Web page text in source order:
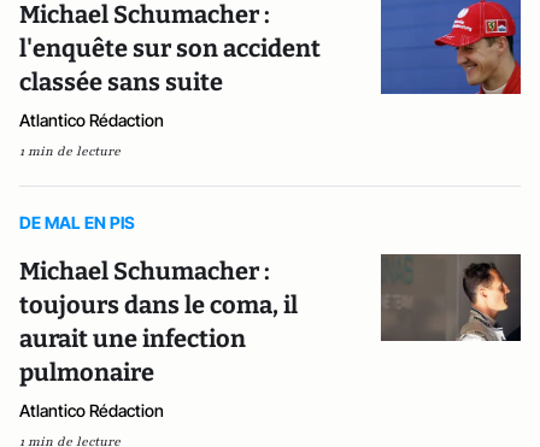
Michael Schumacher :
l'enquête sur son accident
classée sans suite
Atlantico Rédaction
1 min de lecture
DE MAL EN PIS
Michael Schumacher :
toujours dans le coma, il
aurait une infection
pulmonaire
Atlantico Rédaction
1 min de lecture